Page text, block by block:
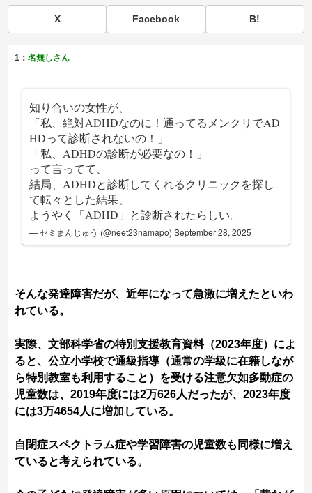
X Facebook B!
1：名無しさん
知り合いの女性が、
「私、絶対ADHDなのに！通ってるメンクリでAD
HDって診断されないの！」
「私、ADHDの診断が必要なの！」
って言ってて、
結局、ADHDと診断してくれるクリニックを探し
て転々とした結果、
ようやく「ADHD」と診断されたらしい。
— セミまんじゅう (@neet23namapo)September 28, 2025
そんな発達障害だが、近年になって急激に増えたといわ
れている。
実際、文部科学省の特別支援教育資料（2023年度）によ
ると、公立小学校で通級指導（通常の学級に在籍しなが
ら特別教室も利用すること）を受ける注意欠如多動症の
児童数は、2019年度には2万626人だったが、2023年度
には3万4654人に増加している。
自閉症スペクトラム症や学習障害の児童数も同様に増え
ていると考えられている。